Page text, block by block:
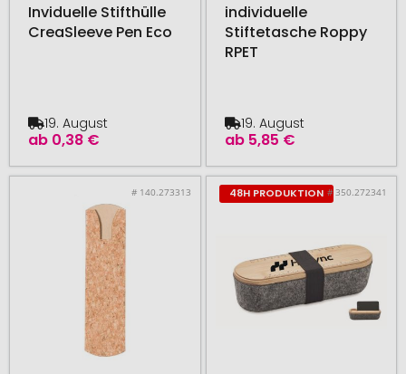
Inviduelle Stifthülle
CreaSleeve Pen Eco
ab 0,38 €
19. August
individuelle
Stiftetasche Roppy
RPET
ab 5,85 €
19. August
# 140.273313 48H PRODUKTION # 350.272341